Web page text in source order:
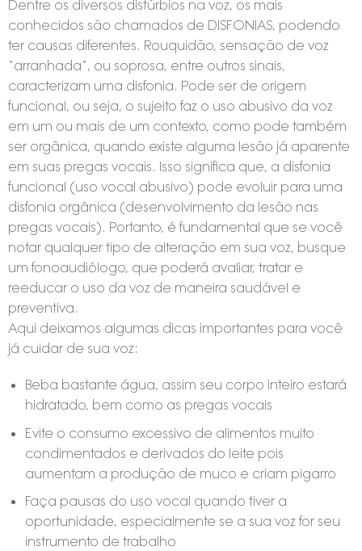
Dentre os diversos distúrbios na voz, os mais
conhecidos são chamados de DISFONIAS, podendo
ter causas diferentes. Rouquidão, sensação de voz
“arranhada”, ou soprosa, entre outros sinais,
caracterizam uma disfonia. Pode ser de origem
funcional, ou seja, o sujeito faz o uso abusivo da voz
em um ou mais de um contexto, como pode também
ser orgânica, quando existe alguma lesão já aparente
em suas pregas vocais. Isso significa que, a disfonia
funcional (uso vocal abusivo) pode evoluir para uma
disfonia orgânica (desenvolvimento da lesão nas
pregas vocais). Portanto, é fundamental que se você
notar qualquer tipo de alteração em sua voz, busque
um fonoaudiólogo, que poderá avaliar, tratar e
reeducar o uso da voz de maneira saudável e
preventiva.
Aqui deixamos algumas dicas importantes para você
já cuidar de sua voz:
Beba bastante água, assim seu corpo inteiro estará
hidratado, bem como as pregas vocais
Evite o consumo excessivo de alimentos muito
condimentados e derivados do leite pois
aumentam a produção de muco e criam pigarro
Faça pausas do uso vocal quando tiver a
oportunidade, especialmente se a sua voz for seu
instrumento de trabalho